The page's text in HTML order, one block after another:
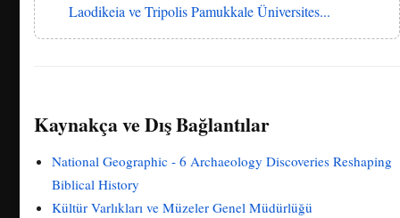
Laodikeia ve Tripolis Pamukkale Üniversites...
Kaynakça ve Dış Bağlantılar
National Geographic - 6 Archaeology Discoveries Reshaping
Biblical History
Kültür Varlıkları ve Müzeler Genel Müdürlüğü